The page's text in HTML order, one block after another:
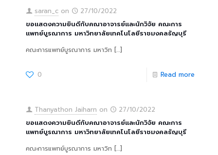
saran_c on
27/10/2022
ขอแสดงความยินดีกับคณาอาจารย์และนักวิจัย คณะการ
แพทย์บูรณาการ มหาวิทยาลัยเทคโนโลยีราชมงคลธัญบุรี
คณะการแพทย์บูรณาการ มหาวิท […]
0 Read more
Thanyathon Jaiharn on
27/10/2022
ขอแสดงความยินดีกับคณาอาจารย์และนักวิจัย คณะการ
แพทย์บูรณาการ มหาวิทยาลัยเทคโนโลยีราชมงคลธัญบุรี
คณะการแพทย์บูรณาการ มหาวิท […]